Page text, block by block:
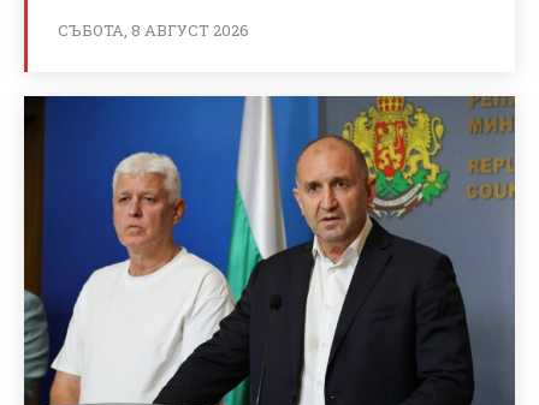
СЪБОТА, 8 АВГУСТ 2026